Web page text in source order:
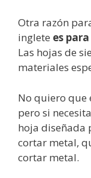
Otra razón
inglete es
Las hojas de
materiales
No quiero que
pero si
hoja diseñada
cortar metal,
cortar metal.